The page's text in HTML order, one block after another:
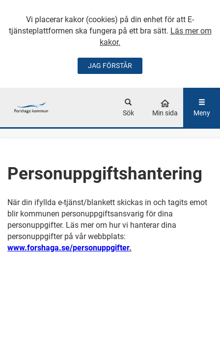
Vi placerar kakor (cookies) på din enhet för att E-
tjänsteplattformen ska fungera på ett bra sätt. Läs mer om
kakor.
JAG FÖRSTÅR
GÅ DIREKT TILL
Sök Min sida Meny
Personuppgiftshantering
När din ifyllda e-tjänst/blankett skickas in och tagits emot
blir kommunen personuppgiftsansvarig för dina
personuppgifter. Läs mer om hur vi hanterar dina
personuppgifter på vår webbplats:
www.forshaga.se/personuppgifter.